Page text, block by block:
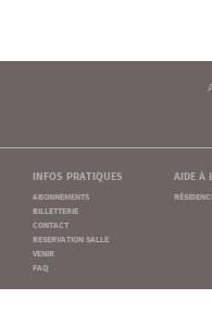
infos pratiques
abonnements
billetterie
contact
reservation salle
venir
faq
aide